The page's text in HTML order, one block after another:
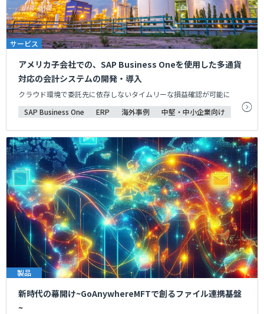
サービス
アメリカ子会社での、SAP Business Oneを使用した多通貨
対応の会計システムの開発・導入
クラウド環境で委託先に依存しないタイムリーな損益確認が可能に
SAP Business One
ERP 海外事例 中堅・中小企業向け
製品
新時代の幕開け~GoAnywhereMFTで創るファイル連携基盤
~